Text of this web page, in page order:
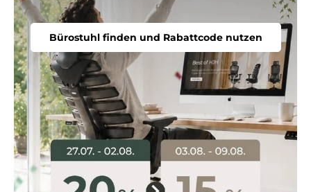
Bürostuhl finden und Rabattcode nutzen